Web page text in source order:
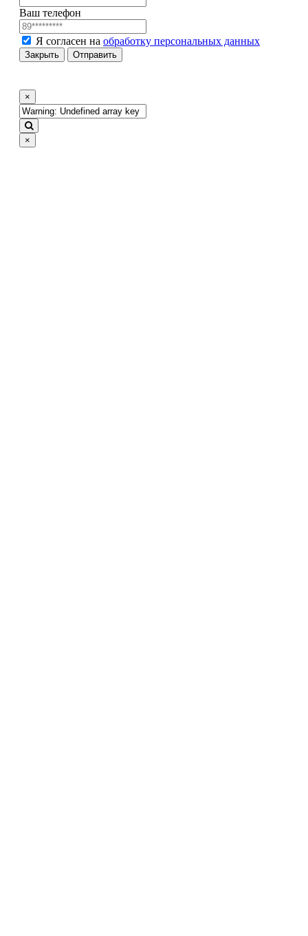
Ваш телефон
Я согласен на обработку персональных данных
Закрыть Отправить
×
×